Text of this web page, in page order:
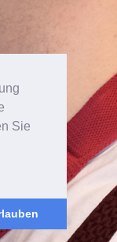
Sie